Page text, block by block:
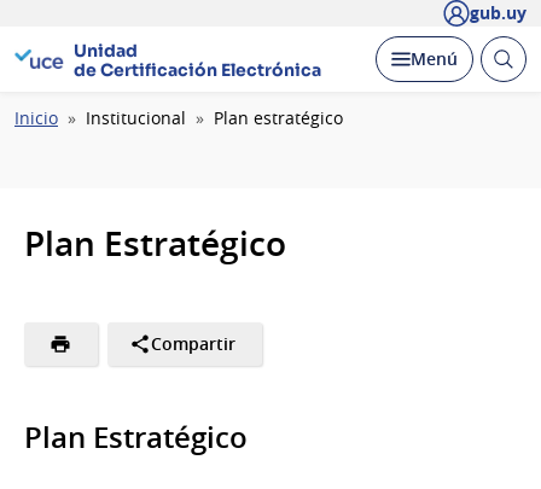
gub.uy
Unidad
de Certificación Electrónica
Desplegar
Menú Abrir
Ruta
Inicio Institucional Plan estratégico
Plan Estratégico
Compartir
Plan Estratégico